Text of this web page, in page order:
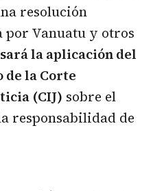
resolución
Vanuatu y otros
la aplicación del
la Corte
(CIJ) sobre el
responsabilidad de